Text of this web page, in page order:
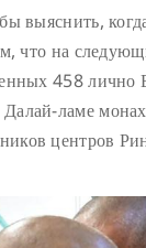
выяснить,
что на
458 лично
ламе
центров